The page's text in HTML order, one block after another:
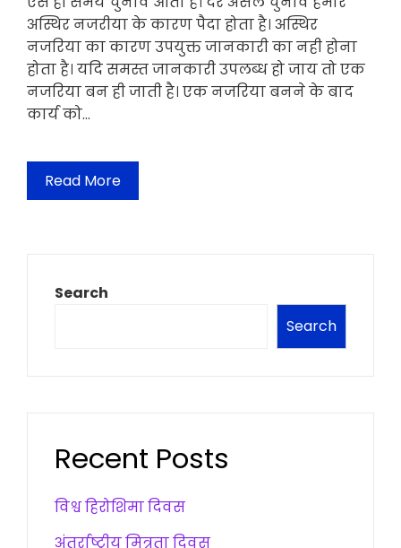
अस्थिर नजरीया के कारण पैदा होता है। अस्थिर
नजरिया का कारण उपयुक्त जानकारी का नही होना
होता है। यदि समस्त जानकारी उपलब्ध हो जाय तो एक
नजरिया बन ही जाती है। एक नजरिया बनने के बाद
कार्य को…
Read More
Search
Search
Recent Posts
विश्व हिरोशिमा दिवस
अंतर्राष्ट्रीय मित्रता दिवस